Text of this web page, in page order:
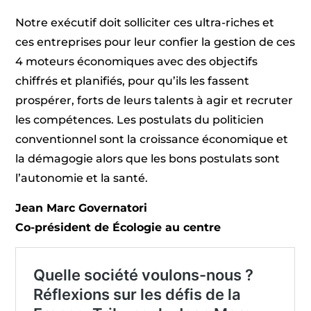
Notre exécutif doit solliciter ces ultra-riches et
ces entreprises pour leur confier la gestion de ces
4 moteurs économiques avec des objectifs
chiffrés et planifiés, pour qu’ils les fassent
prospérer, forts de leurs talents à agir et recruter
les compétences. Les postulats du politicien
conventionnel sont la croissance économique et
la démagogie alors que les bons postulats sont
l’autonomie et la santé.
Jean Marc Governatori
Co-président de Écologie au centre